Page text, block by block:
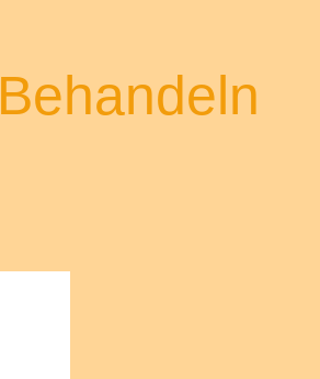
Behandeln